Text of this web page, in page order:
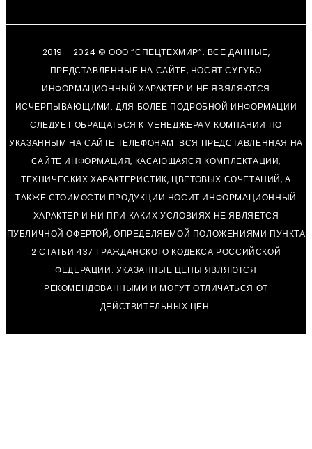
2019 - 2024 © ООО “СПЕЦТЕХМИР”. ВСЕ ДАННЫЕ,
ПРЕДСТАВЛЕННЫЕ НА САЙТЕ, НОСЯТ СУГУБО
ИНФОРМАЦИОННЫЙ ХАРАКТЕР И НЕ ЯВЯЛЯЮТСЯ
ИСЧЕРПЫВАЮЩИМИ. ДЛЯ БОЛЕЕ ПОДРОБНОЙ ИНФОРМАЦИИ
СЛЕДУЕТ ОБРАЩАТЬСЯ К МЕНЕДЖЕРАМ КОМПАНИИ ПО
УКАЗАННЫМ НА САЙТЕ ТЕЛЕФОНАМ. ВСЯ ПРЕДСТАВЛЕННАЯ НА
САЙТЕ ИНФОРМАЦИЯ, КАСАЮЩАЯСЯ КОМПЛЕКТАЦИИ,
ТЕХНИЧЕСКИХ ХАРАКТЕРИСТИК, ЦВЕТОВЫХ СОЧЕТАНИЙ, А
ТАКЖЕ СТОИМОСТИ ПРОДУКЦИИ НОСИТ ИНФОРМАЦИОННЫЙ
ХАРАКТЕР И НИ ПРИ КАКИХ УСЛОВИЯХ НЕ ЯВЛЯЕТСЯ
ПУБЛИЧНОЙ ОФЕРТОЙ, ОПРЕДЕЛЯЕМОЙ ПОЛОЖЕНИЯМИ ПУНКТА
2 СТАТЬИ 437 ГРАЖДАНСКОГО КОДЕКСА РОССИЙСКОЙ
ФЕДЕРАЦИИ. УКАЗАННЫЕ ЦЕНЫ ЯВЛЯЮТСЯ
РЕКОМЕНДОВАННЫМИ И МОГУТ ОТЛИЧАТЬСЯ ОТ
ДЕЙСТВИТЕЛЬНЫХ ЦЕН.